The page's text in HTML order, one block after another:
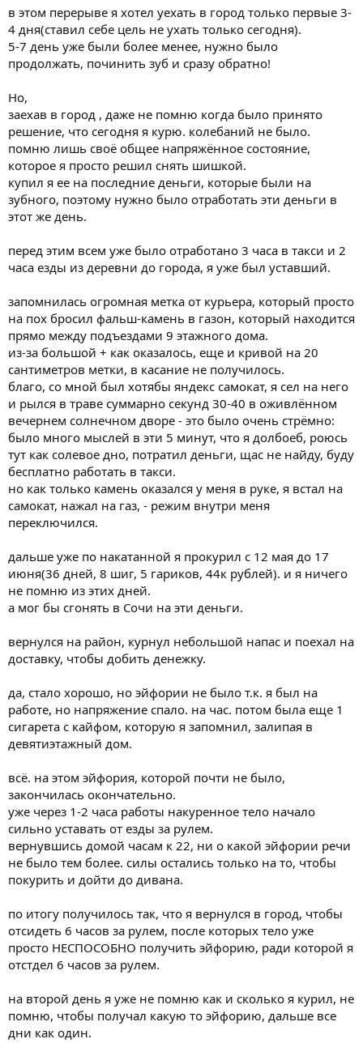
в этом перерыве я хотел уехать в город только первые 3-
4 дня(ставил себе цель не ухать только сегодня).
5-7 день уже были более менее, нужно было
продолжать, починить зуб и сразу обратно!
Но,
заехав в город , даже не помню когда было принято
решение, что сегодня я курю. колебаний не было.
помню лишь своё общее напряжённое состояние,
которое я просто решил снять шишкой.
купил я ее на последние деньги, которые были на
зубного, поэтому нужно было отработать эти деньги в
этот же день.
перед этим всем уже было отработано 3 часа в такси и 2
часа езды из деревни до города, я уже был уставший.
запомнилась огромная метка от курьера, который просто
на пох бросил фальш-камень в газон, который находится
прямо между подъездами 9 этажного дома.
из-за большой + как оказалось, еще и кривой на 20
сантиметров метки, в касание не получилось.
благо, со мной был хотябы яндекс самокат, я сел на него
и рылся в траве суммарно секунд 30-40 в оживлённом
вечернем солнечном дворе - это было очень стрёмно:
было много мыслей в эти 5 минут, что я долбоеб, роюсь
тут как солевое дно, потратил деньги, щас не найду, буду
бесплатно работать в такси.
но как только камень оказался у меня в руке, я встал на
самокат, нажал на газ, - режим внутри меня
переключился.
дальше уже по накатанной я прокурил с 12 мая до 17
июня(36 дней, 8 шиг, 5 гариков, 44к рублей). и я ничего
не помню из этих дней.
а мог бы сгонять в Сочи на эти деньги.
вернулся на район, курнул небольшой напас и поехал на
доставку, чтобы добить денежку.
да, стало хорошо, но эйфории не было т.к. я был на
работе, но напряжение спало. на час. потом была еще 1
сигарета с кайфом, которую я запомнил, залипая в
девятиэтажный дом.
всё. на этом эйфория, которой почти не было,
закончилась окончательно.
уже через 1-2 часа работы накуренное тело начало
сильно уставать от езды за рулем.
вернувшись домой часам к 22, ни о какой эйфории речи
не было тем более. силы остались только на то, чтобы
покурить и дойти до дивана.
по итогу получилось так, что я вернулся в город, чтобы
отсидеть 6 часов за рулем, после которых тело уже
просто НЕСПОСОБНО получить эйфорию, ради которой я
отстдел 6 часов за рулем.
на второй день я уже не помню как и сколько я курил, не
помню, чтобы получал какую то эйфорию, дальше все
дни как один.